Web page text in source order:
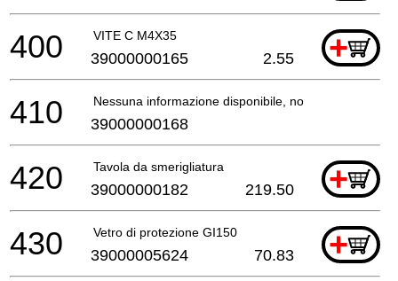
VITE C M4X35 +
400 39000000165 2.55
Nessuna informazione disponibile, non ordinabile
410 39000000168
Tavola da smerigliatura +
420 39000000182 219.50
Vetro di protezione GI150 +
430 39000005624 70.83